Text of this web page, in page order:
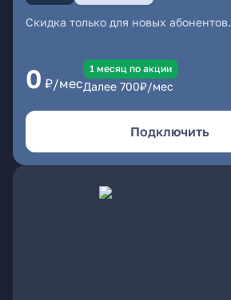
Скидка только для новых абонентов.
0 ₽/мес
1 месяц по акции
Далее 700₽/мес
Подключить